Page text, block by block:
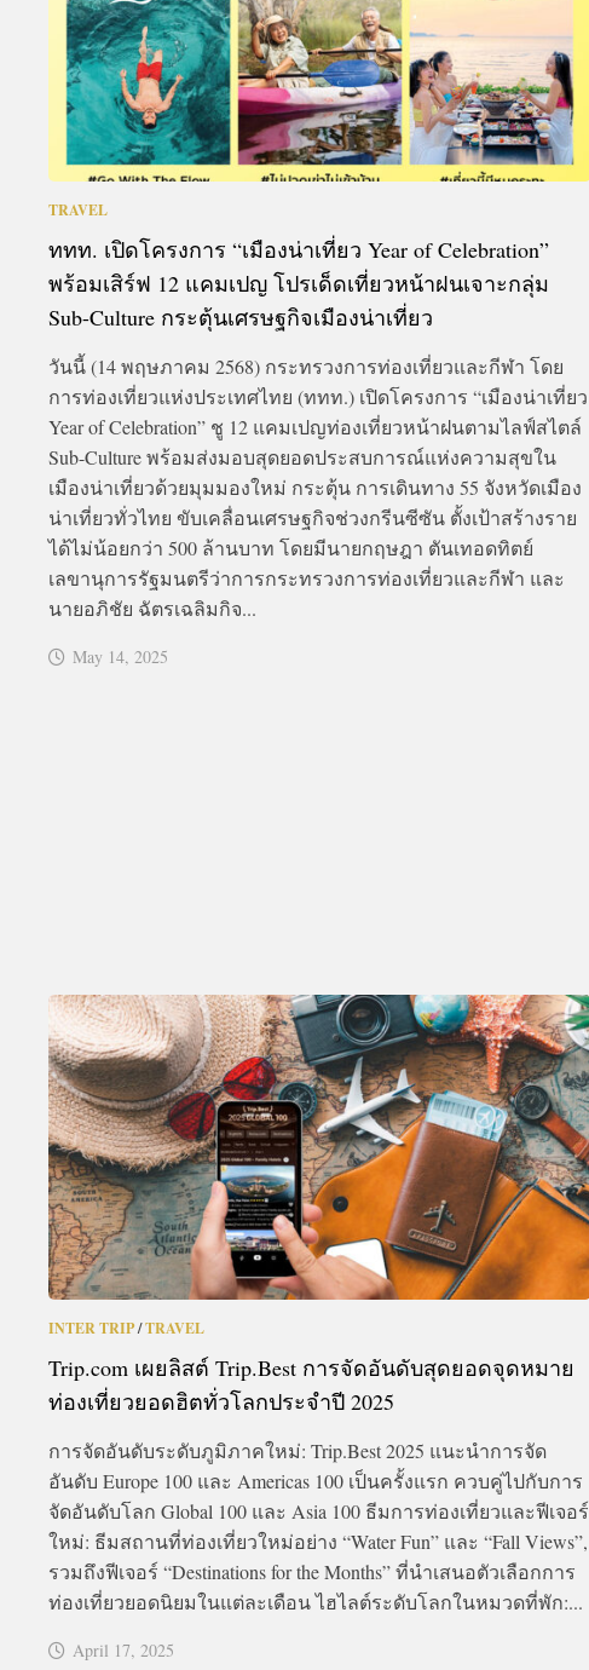
TRAVEL
ททท. เปิดโครงการ “เมืองน่าเที่ยว Year of Celebration”
พร้อมเสิร์ฟ 12 แคมเปญ โปรเด็ดเที่ยวหน้าฝนเจาะกลุ่ม
Sub-Culture กระตุ้นเศรษฐกิจเมืองน่าเที่ยว
วันนี้ (14 พฤษภาคม 2568) กระทรวงการท่องเที่ยวและกีฬา โดย
การท่องเที่ยวแห่งประเทศไทย (ททท.) เปิดโครงการ “เมืองน่าเที่ยว
Year of Celebration” ชู 12 แคมเปญท่องเที่ยวหน้าฝนตามไลฟ์สไตล์
Sub-Culture พร้อมส่งมอบสุดยอดประสบการณ์แห่งความสุขใน
เมืองน่าเที่ยวด้วยมุมมองใหม่ กระตุ้น การเดินทาง 55 จังหวัดเมือง
น่าเที่ยวทั่วไทย ขับเคลื่อนเศรษฐกิจช่วงกรีนซีซัน ตั้งเป้าสร้างราย
ได้ไม่น้อยกว่า 500 ล้านบาท โดยมีนายกฤษฎา ตันเทอดทิตย์
เลขานุการรัฐมนตรีว่าการกระทรวงการท่องเที่ยวและกีฬา และ
นายอภิชัย ฉัตรเฉลิมกิจ...
May 14, 2025
INTER TRIP/TRAVEL
Trip.com เผยลิสต์ Trip.Best การจัดอันดับสุดยอดจุดหมาย
ท่องเที่ยวยอดฮิตทั่วโลกประจำปี 2025
การจัดอันดับระดับภูมิภาคใหม่: Trip.Best 2025 แนะนำการจัด
อันดับ Europe 100 และ Americas 100 เป็นครั้งแรก ควบคู่ไปกับการ
จัดอันดับโลก Global 100 และ Asia 100 ธีมการท่องเที่ยวและฟีเจอร์
ใหม่: ธีมสถานที่ท่องเที่ยวใหม่อย่าง “Water Fun” และ “Fall Views”,
รวมถึงฟีเจอร์ “Destinations for the Months” ที่นำเสนอตัวเลือกการ
ท่องเที่ยวยอดนิยมในแต่ละเดือน ไฮไลต์ระดับโลกในหมวดที่พัก:...
April 17, 2025